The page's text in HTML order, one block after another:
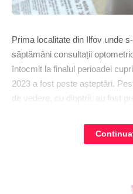
Prima localitate din Ilfov unde
săptămâni consultații
întocmit la finalul perioadei
2023 a fost peste așteptări.
de vedere, cu dioptrii, au fost
suplimentare de către medicul
de persoane care au dorit să-
Lensa i-a realizat și trimis